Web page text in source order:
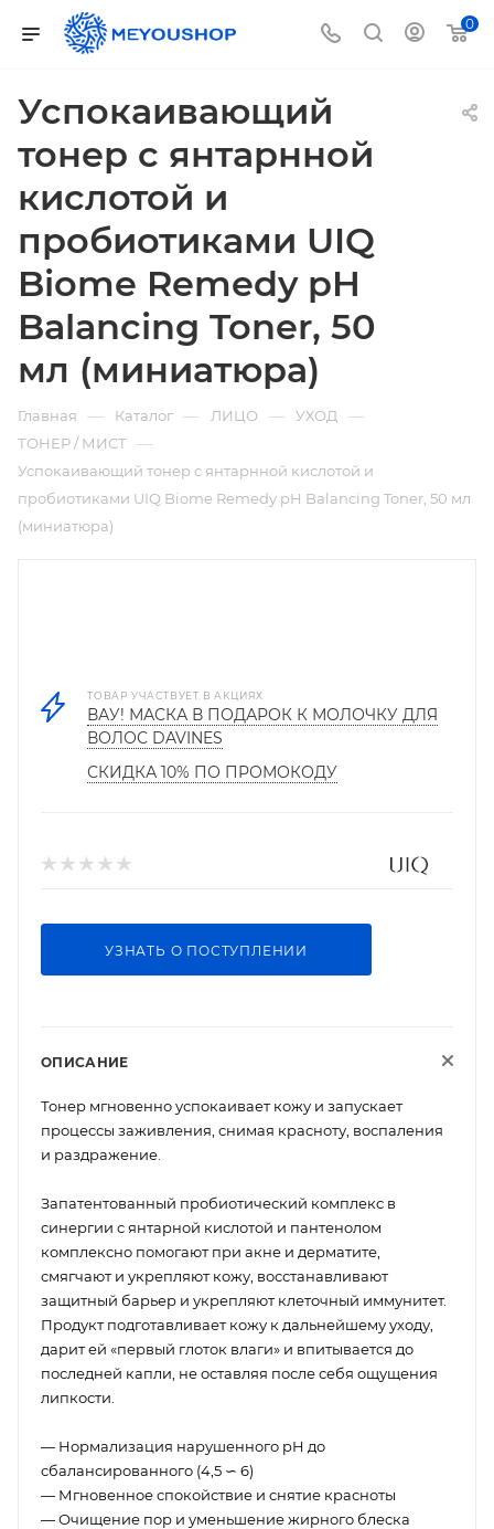
0
Успокаивающий
тонер c янтарнной
кислотой и
пробиотиками UIQ
Biome Remedy pH
Balancing Toner, 50
мл (миниатюра)
Главная — Каталог — ЛИЦО — УХОД —
ТОНЕР / МИСТ —
Успокаивающий тонер c янтарнной кислотой и
пробиотиками UIQ Biome Remedy pH Balancing Toner, 50 мл
(миниатюра)
ТОВАР УЧАСТВУЕТ В АКЦИЯХ
ВАУ! МАСКА В ПОДАРОК К МОЛОЧКУ ДЛЯ
ВОЛОС DAVINES
СКИДКА 10% ПО ПРОМОКОДУ
УЗНАТЬ О ПОСТУПЛЕНИИ
ОПИСАНИЕ
Тонер мгновенно успокаивает кожу и запускает
процессы заживления, снимая красноту, воспаления
и раздражение.
Запатентованный пробиотический комплекс в
синергии с янтарной кислотой и пантенолом
комплексно помогают при акне и дерматите,
смягчают и укрепляют кожу, восстанавливают
защитный барьер и укрепляют клеточный иммунитет.
Продукт подготавливает кожу к дальнейшему уходу,
дарит ей «первый глоток влаги» и впитывается до
последней капли, не оставляя после себя ощущения
липкости.
— Нормализация нарушенного pH до
сбалансированного (4,5 ∽ 6)
— Мгновенное спокойствие и снятие красноты
— Очищение пор и уменьшение жирного блеска